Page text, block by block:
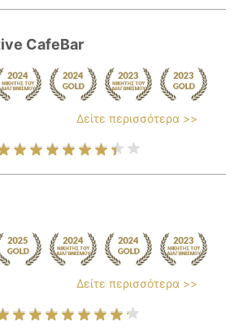
CafeBar
Δείτε περισσότερα >>
Δείτε περισσότερα >>